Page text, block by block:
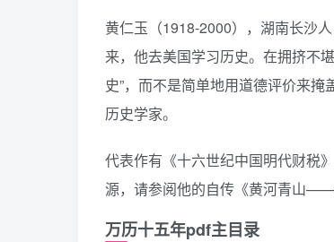
黄仁玉（1918-2000），湖南长沙
来，他去美国学习历史。在拥挤不
史”，而不是简单地用道德评价来
历史学家。
代表作有《十六世纪中国明代财税
源，请参阅他的自传《黄河青山——
万历十五年pdf主目录